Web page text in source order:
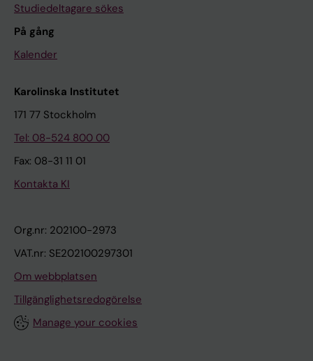
Studiedeltagare sökes
På gång
Kalender
Karolinska Institutet
171 77 Stockholm
Tel: 08-524 800 00
Fax: 08-31 11 01
Kontakta KI
Org.nr: 202100-2973
VAT.nr: SE202100297301
Om webbplatsen
Tillgänglighetsredogörelse
Manage your cookies